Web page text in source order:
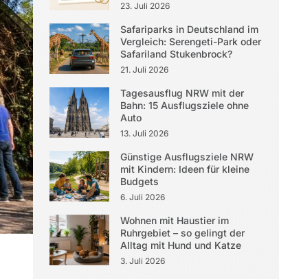
23. Juli 2026
Safariparks in Deutschland im
Vergleich: Serengeti-Park oder
Safariland Stukenbrock?
21. Juli 2026
Tagesausflug NRW mit der
Bahn: 15 Ausflugsziele ohne
Auto
13. Juli 2026
Günstige Ausflugsziele NRW
mit Kindern: Ideen für kleine
Budgets
6. Juli 2026
Wohnen mit Haustier im
Ruhrgebiet – so gelingt der
Alltag mit Hund und Katze
3. Juli 2026